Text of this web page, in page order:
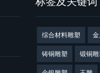
综合材料雕塑
铸铜雕塑 锻铜雕